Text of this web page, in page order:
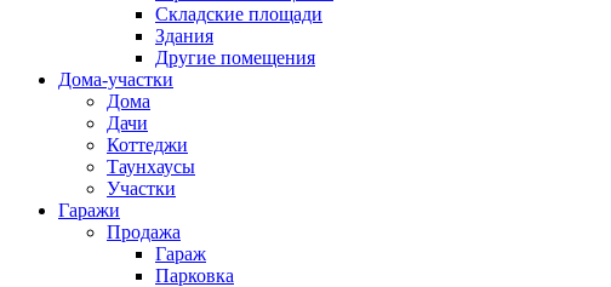
Складские площади
Здания
Другие помещения
Дома-участки
Дома
Дачи
Коттеджи
Таунхаусы
Участки
Гаражи
Продажа
Гараж
Парковка